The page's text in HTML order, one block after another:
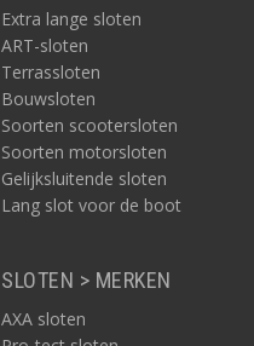
Extra lange sloten
ART-sloten
Terrassloten
Bouwsloten
Soorten scootersloten
Soorten motorsloten
Gelijksluitende sloten
Lang slot voor de boot
SLOTEN > MERKEN
AXA sloten